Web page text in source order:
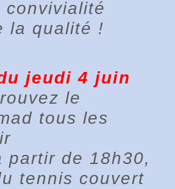
convivialité
la qualité !
jeudi 4 juin
le
tous les
partir de 18h30,
tennis couvert